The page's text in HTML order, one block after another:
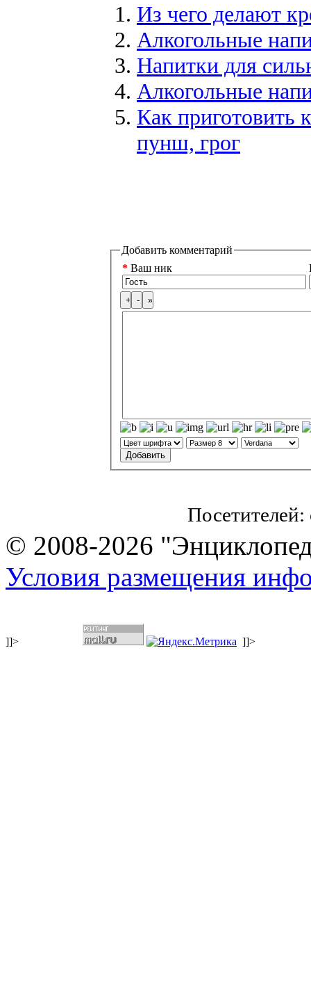
Из чего делают
Алкогольные
Напитки для
Алкогольные
Как приготовить
пунш, грог
Добавить комментарий
* Ваш ник
Посетителей:
© 2008-2026
Условия размещения
]]> ]]>